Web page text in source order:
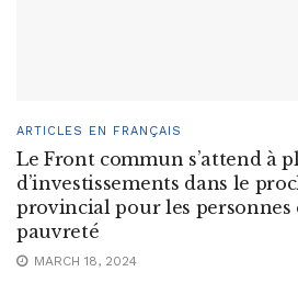
ARTICLES EN FRANÇAIS
Le Front commun s’attend à
d’investissements dans le
provincial pour les
pauvreté
MARCH 18, 2024